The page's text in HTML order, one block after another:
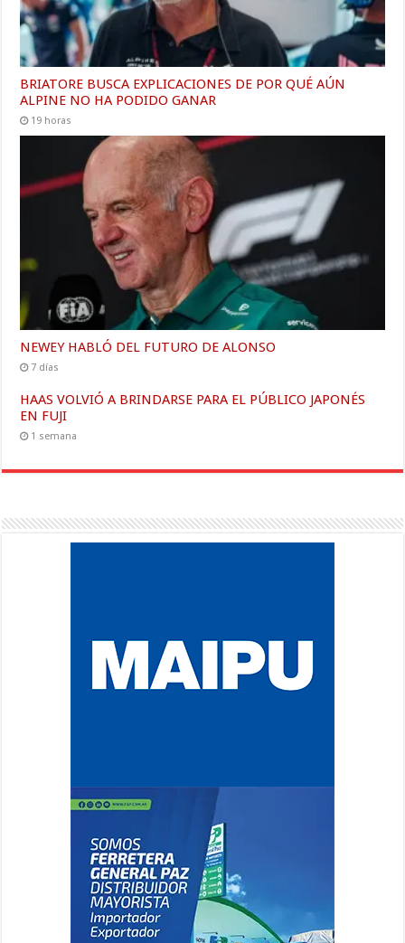
BRIATORE BUSCA EXPLICACIONES DE POR QUÉ AÚN
ALPINE NO HA PODIDO GANAR
19 horas
NEWEY HABLÓ DEL FUTURO DE ALONSO
7 días
HAAS VOLVIÓ A BRINDARSE PARA EL PÚBLICO JAPONÉS
EN FUJI
1 semana